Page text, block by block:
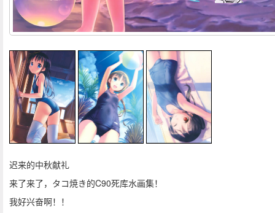
迟来的中秋献礼
来了来了，タコ焼き的C90死库水画集！
我好兴奋啊！！